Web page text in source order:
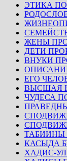
ЭТИКА
ЖЕНЫ
ДЕТИ
ВНУКИ
ЕГО
ВЫСШАЯ
ЧУДЕСА
ТАБИИНЫ
КАСЫДА
ХАДИС-